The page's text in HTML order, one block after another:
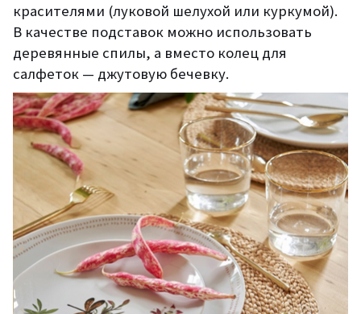
красителями (луковой шелухой или куркумой).
В качестве подставок можно использовать
деревянные спилы, а вместо колец для
салфеток — джутовую бечевку.